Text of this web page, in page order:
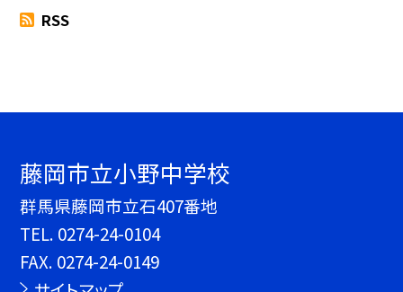
RSS
藤岡市立小野中学校
群馬県藤岡市立石407番地
TEL. 0274-24-0104
FAX. 0274-24-0149